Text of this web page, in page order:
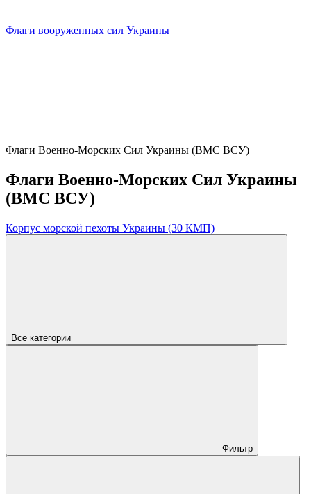
Флаги вооруженных сил Украины
Флаги Военно-Морских Сил Украины (ВМС ВСУ)
Флаги Военно-Морских Сил Украины
(ВМС ВСУ)
Корпус морской пехоты Украины (30 КМП)
Все категории
Фильтр